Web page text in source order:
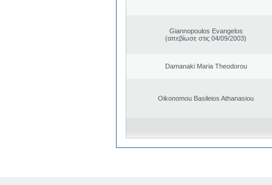
Giannopoulos Evangelos
(απεβίωσε στις 04/09/2003)
Damanaki Maria Theodorou
Oikonomou Basileios Athanasiou